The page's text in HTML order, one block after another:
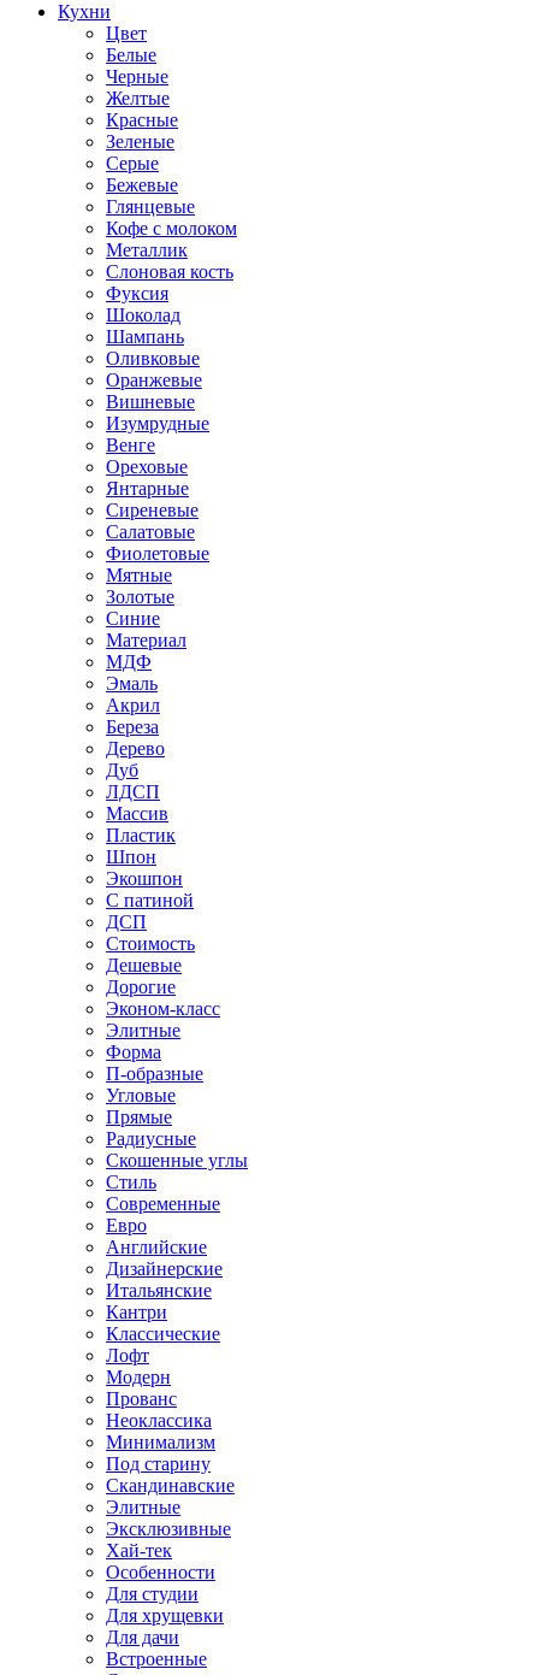
Кухни
Цвет
Белые
Черные
Желтые
Красные
Зеленые
Серые
Бежевые
Глянцевые
Кофе с молоком
Металлик
Слоновая кость
Фуксия
Шоколад
Шампань
Оливковые
Оранжевые
Вишневые
Изумрудные
Венге
Ореховые
Янтарные
Сиреневые
Салатовые
Фиолетовые
Мятные
Золотые
Синие
Материал
МДФ
Эмаль
Акрил
Береза
Дерево
Дуб
ЛДСП
Массив
Пластик
Шпон
Экошпон
С патиной
ДСП
Стоимость
Дешевые
Дорогие
Эконом-класс
Элитные
Форма
П-образные
Угловые
Прямые
Радиусные
Скошенные углы
Стиль
Современные
Евро
Английские
Дизайнерские
Итальянские
Кантри
Классические
Лофт
Модерн
Прованс
Неоклассика
Минимализм
Под старину
Скандинавские
Элитные
Эксклюзивные
Хай-тек
Особенности
Для студии
Для хрущевки
Для дачи
Встроенные